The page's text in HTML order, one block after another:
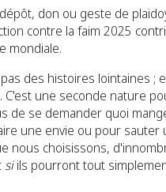
don ou geste de
contre la faim 2025
mondiale.
des histoires lointaines ;
C'est une seconde nature
de se demander quoi
une envie ou pour sauter
nous choisissons,
siils pourront tout